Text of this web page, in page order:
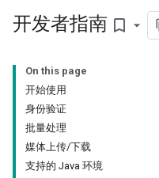
开发者指南 bookmark_border
On this page
开始使用
身份验证
批量处理
媒体上传/下载
支持的 Java 环境